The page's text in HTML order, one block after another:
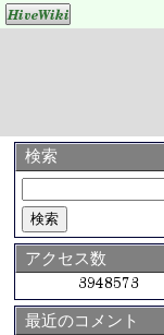
検索
アクセス数
最近のコメント